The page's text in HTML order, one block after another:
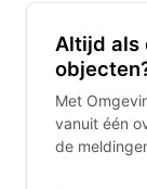
Altijd als
Met
vanuit één
de